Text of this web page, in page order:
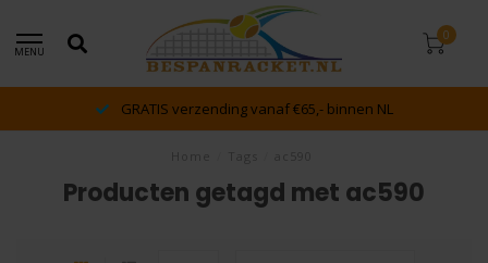
MENU
0
GRATIS verzending vanaf €65,- binnen NL
Producten getagd met ac590